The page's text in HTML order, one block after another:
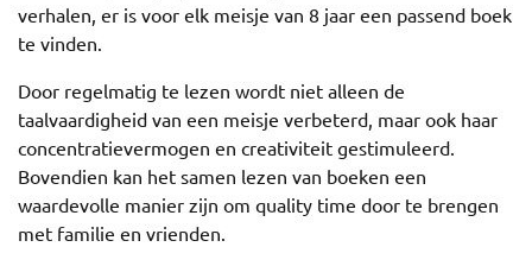
verhalen, er is voor elk meisje van 8 jaar een passend boek
te vinden.
Door regelmatig te lezen wordt niet alleen de
taalvaardigheid van een meisje verbeterd, maar ook haar
concentratievermogen en creativiteit gestimuleerd.
Bovendien kan het samen lezen van boeken een
waardevolle manier zijn om quality time door te brengen
met familie en vrienden.